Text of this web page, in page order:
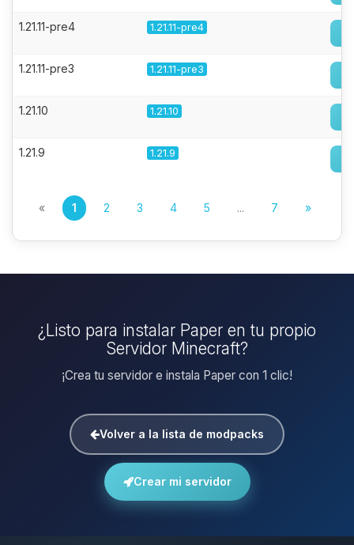
1.21.11-pre4 1.21.11-pre4
1.21.11-pre3 1.21.11-pre3
1.21.10 1.21.10
1.21.9 1.21.9
« 1 2 3 4 5 ... 7 »
¿Listo para instalar Paper en tu propio
Servidor Minecraft?
¡Crea tu servidor e instala Paper con 1 clic!
Volver a la lista de modpacks
Crear mi servidor